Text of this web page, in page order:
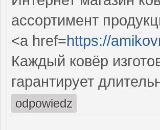
ассортимент
<a href=https://
Каждый ковёр
гарантирует
odpowiedz